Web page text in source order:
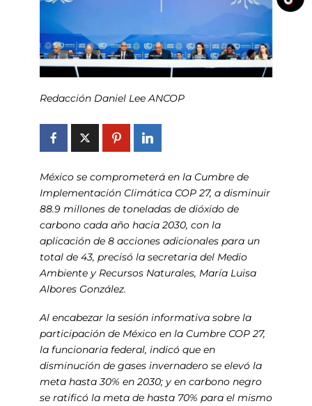
Redacción Daniel Lee ANCOP
México se comprometerá en la Cumbre de
Implementación Climática COP 27, a disminuir
88.9 millones de toneladas de dióxido de
carbono cada año hacia 2030, con la
aplicación de 8 acciones adicionales para un
total de 43, precisó la secretaria del Medio
Ambiente y Recursos Naturales, María Luisa
Albores González.
Al encabezar la sesión informativa sobre la
participación de México en la Cumbre COP 27,
la funcionaria federal, indicó que en
disminución de gases invernadero se elevó la
meta hasta 30% en 2030; y en carbono negro
se ratificó la meta de hasta 70% para el mismo